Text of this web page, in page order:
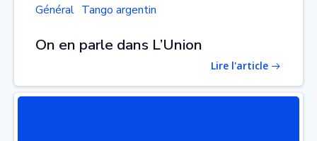
Général Tango argentin
On en parle dans L’Union
Lire l'article